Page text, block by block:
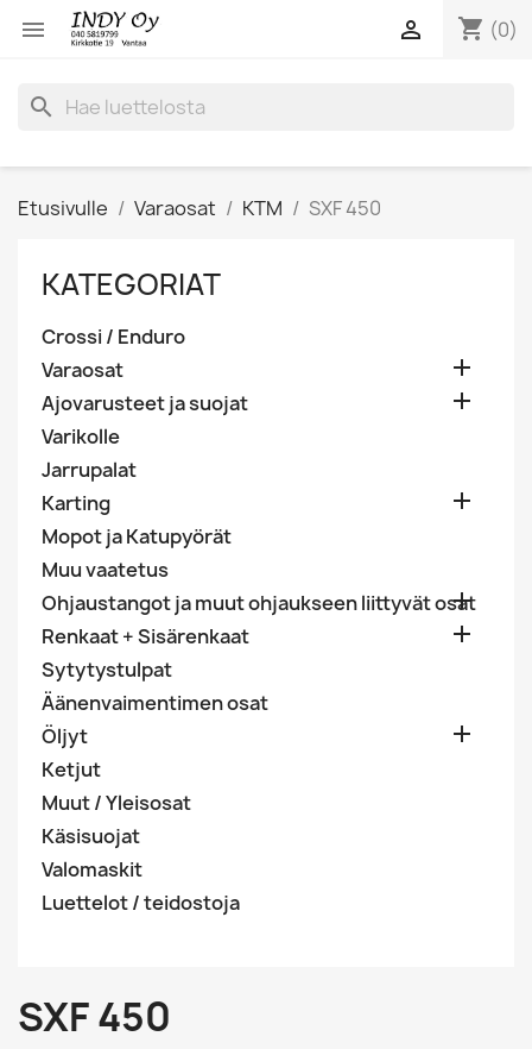
 shopping_cart (0)

search
Etusivulle Varaosat KTM SXF 450
KATEGORIAT
Crossi / Enduro
Varaosat

Ajovarusteet ja suojat 
Varikolle
Jarrupalat
Karting

Mopot ja Katupyörät
Muu vaatetus
Ohjaustangot ja muut ohjaukseen liittyvät osat

Renkaat + Sisärenkaat 
Sytytystulpat
Äänenvaimentimen osat
Öljyt

Ketjut
Muut / Yleisosat
Käsisuojat
Valomaskit
Luettelot / teidostoja
SXF 450